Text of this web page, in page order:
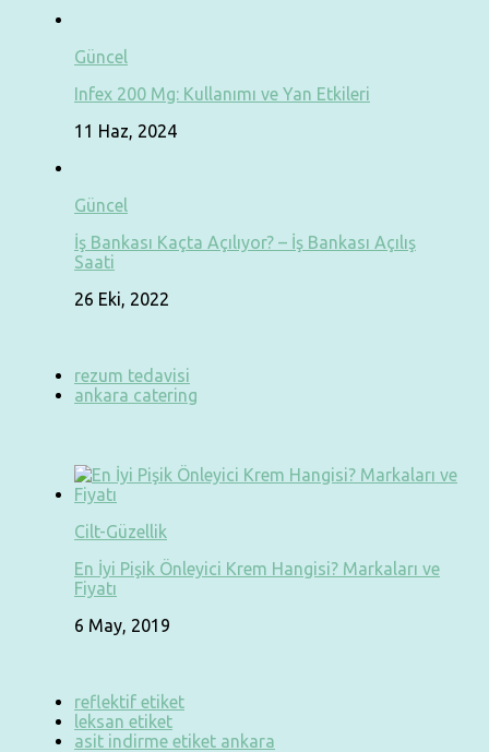
Güncel
Infex 200 Mg: Kullanımı ve Yan Etkileri
11 Haz, 2024
Güncel
İş Bankası Kaçta Açılıyor? – İş Bankası Açılış
Saati
26 Eki, 2022
rezum tedavisi
ankara catering
Cilt-Güzellik
En İyi Pişik Önleyici Krem Hangisi? Markaları ve
Fiyatı
6 May, 2019
reflektif etiket
leksan etiket
asit indirme etiket ankara